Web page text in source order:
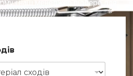
і наш менеджер підбере для